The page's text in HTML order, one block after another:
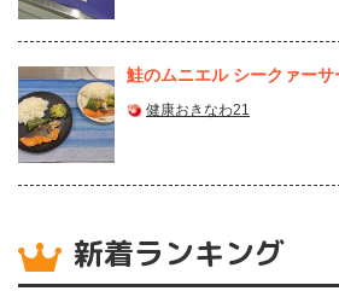
鮭のムニエル シークァーサ
健康おきなわ21
新着ランキング